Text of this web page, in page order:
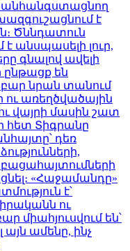
անհանգստացնող
է
Ծննդատուն
անսպասելի լուր,
գնալով ավելի
են
նրան տանում
առեղծվածային
վայրի մասին շատ
հետ Տիգրանը
դեռ
«Հաջամանդը»
է՝
ու
միահյուսվում են՝
ամենը, ինչ